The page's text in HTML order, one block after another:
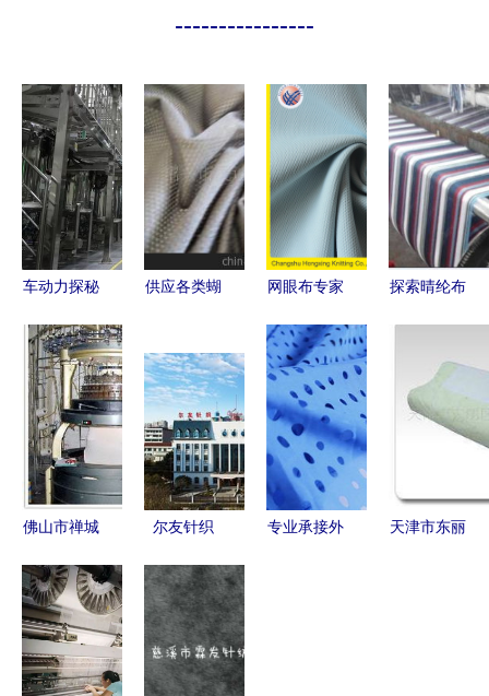
----------------
车动力探秘
级工厂 见
证刀片电
池“针纺织
品”般的针
刺测试
供应各类蝴
——绍兴市
民诚针纺织
品的专业之
选
网眼布专家
宏星针织品
的创新制造
与应用
探索晴纶布
家与金坛市
恒顺纺织品
佛山市禅城
厂 品质编
织，织就信
赖
尔友针织
端午关爱暖
人心
专业承接外
天津市东丽